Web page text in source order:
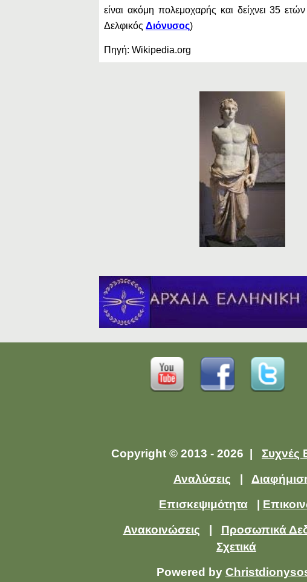
είναι ακόμη πολεμοχαρής και δείχνει 35
Δελφικός Διόνυσος)
Πηγή: Wikipedia.org
Copyright © 2013 - 2026 | Συχνές
Αναλύσεις
Επισκεψιμότητα|
Ανακοινώσεις
Προσωπικά
Σχετικά
Powered by